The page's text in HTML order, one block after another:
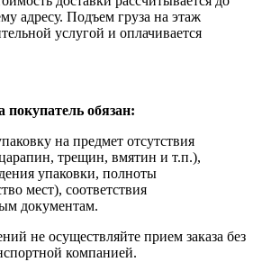
адресу. Подъем груза на этаж
услугой и оплачивается
обязан:
на предмет отсутствия
трещин, вмятин и т.п.),
упаковки, полноты
мест), соответствия
документам.
не осуществляйте прием заказа без
компанией.